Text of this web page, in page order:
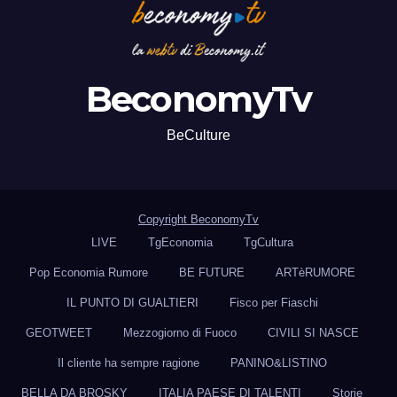
BeconomyTv
BeCulture
Copyright BeconomyTv
LIVE
TgEconomia TgCultura
Pop Economia Rumore BE FUTURE ARTèRUMORE
IL PUNTO DI GUALTIERI Fisco per Fiaschi
GEOTWEET Mezzogiorno di Fuoco CIVILI SI NASCE
Il cliente ha sempre ragione PANINO&LISTINO
BELLA DA BROSKY ITALIA PAESE DI TALENTI Storie